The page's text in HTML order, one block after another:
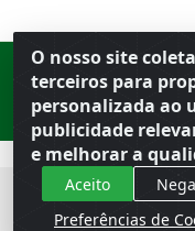
O nosso site
terceiros para
personalizada ao
publicidade
e melhorar a
Aceito
Preferências de
Rod. SP-215, s/n, km 98 —
· CNPJ
© 2026 Atacado Ideal